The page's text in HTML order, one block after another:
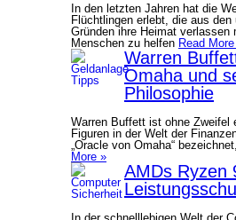
In den letzten Jahren hat die
Flüchtlingen erlebt, die aus
Gründen ihre Heimat verlassen
Menschen zu helfen Read
Warren
Omaha und
Philosophie
Warren Buffett ist ohne Zweifel
Figuren in der Welt der
„Oracle von Omaha“
More »
AMDs Ryzen
In der schnelllebigen Welt der